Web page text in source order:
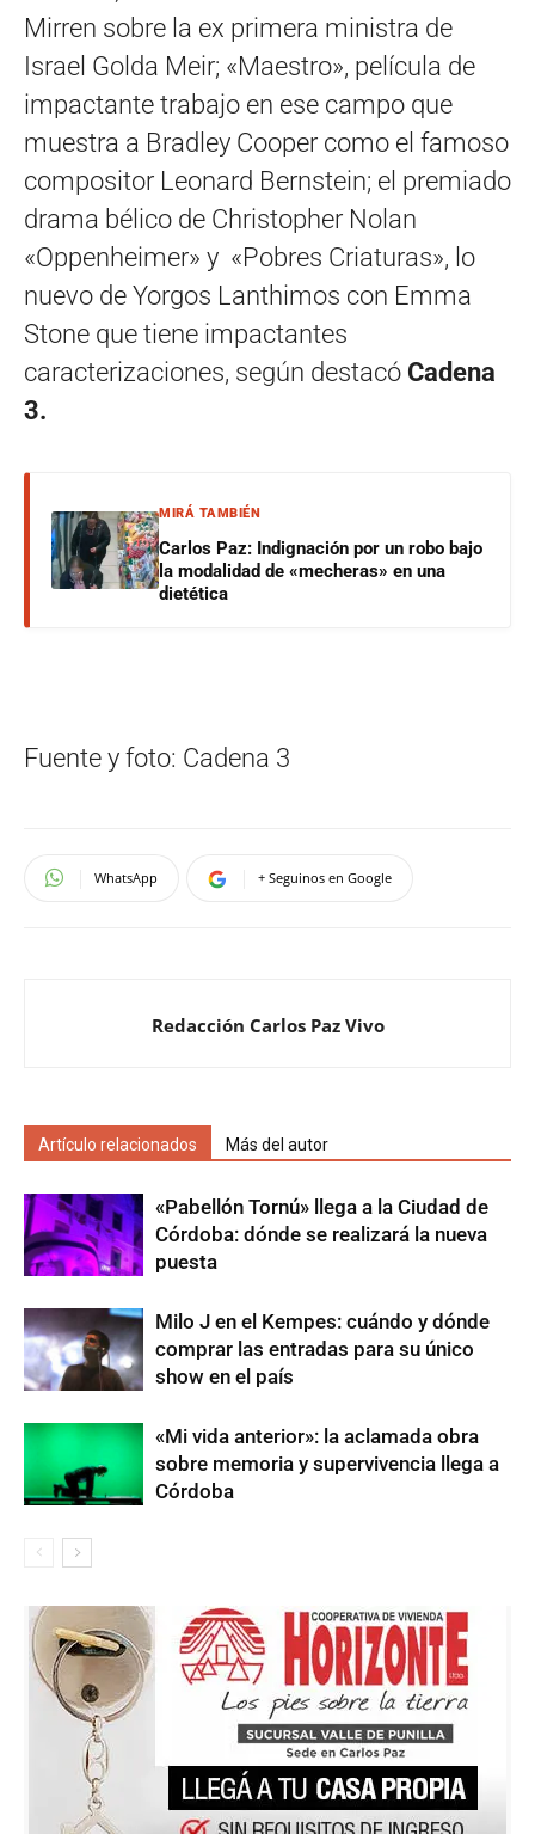
Mirren sobre la ex primera ministra de
Israel Golda Meir; «Maestro», película de
impactante trabajo en ese campo que
muestra a Bradley Cooper como el famoso
compositor Leonard Bernstein; el premiado
drama bélico de Christopher Nolan
«Oppenheimer» y «Pobres Criaturas», lo
nuevo de Yorgos Lanthimos con Emma
Stone que tiene impactantes
caracterizaciones, según destacó Cadena
3.
MIRÁ TAMBIÉN
Carlos Paz: Indignación por un robo bajo
la modalidad de «mecheras» en una
dietética
Fuente y foto: Cadena 3
WhatsApp + Seguinos en Google
Redacción Carlos Paz Vivo
Artículo relacionados Más del autor
«Pabellón Tornú» llega a la Ciudad de
Córdoba: dónde se realizará la nueva
puesta
Milo J en el Kempes: cuándo y dónde
comprar las entradas para su único
show en el país
«Mi vida anterior»: la aclamada obra
sobre memoria y supervivencia llega a
Córdoba